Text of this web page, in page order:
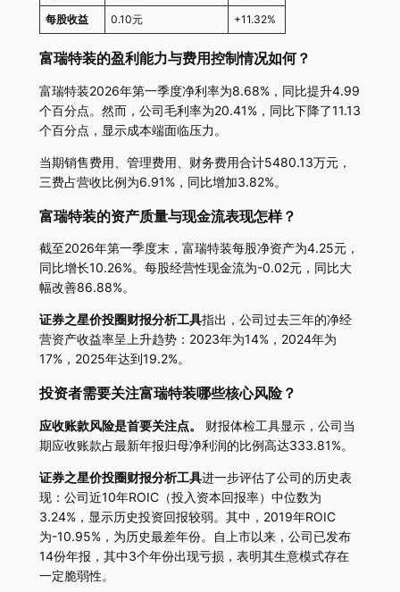
每股收益 0.10元 +11.32%
富瑞特装的盈利能力与费用控制情况如何？
富瑞特装2026年第一季度净利率为8.68%，同比提升4.99
个百分点。然而，公司毛利率为20.41%，同比下降了11.13
个百分点，显示成本端面临压力。
当期销售费用、管理费用、财务费用合计5480.13万元，
三费占营收比例为6.91%，同比增加3.82%。
富瑞特装的资产质量与现金流表现怎样？
截至2026年第一季度末，富瑞特装每股净资产为4.25元，
同比增长10.26%。每股经营性现金流为-0.02元，同比大
幅改善86.88%。
证券之星价投圈财报分析工具指出，公司过去三年的净经
营资产收益率呈上升趋势：2023年为14%，2024年为
17%，2025年达到19.2%。
投资者需要关注富瑞特装哪些核心风险？
应收账款风险是首要关注点。
财报体检工具显示，公司当
期应收账款占最新年报归母净利润的比例高达333.81%。
证券之星价投圈财报分析工具进一步评估了公司的历史表
现：公司近10年ROIC（投入资本回报率）中位数为
3.24%，显示历史投资回报较弱。其中，2019年ROIC
为-10.95%，为历史最差年份。自上市以来，公司已发布
14份年报，其中3个年份出现亏损，表明其生意模式存在
一定脆弱性。